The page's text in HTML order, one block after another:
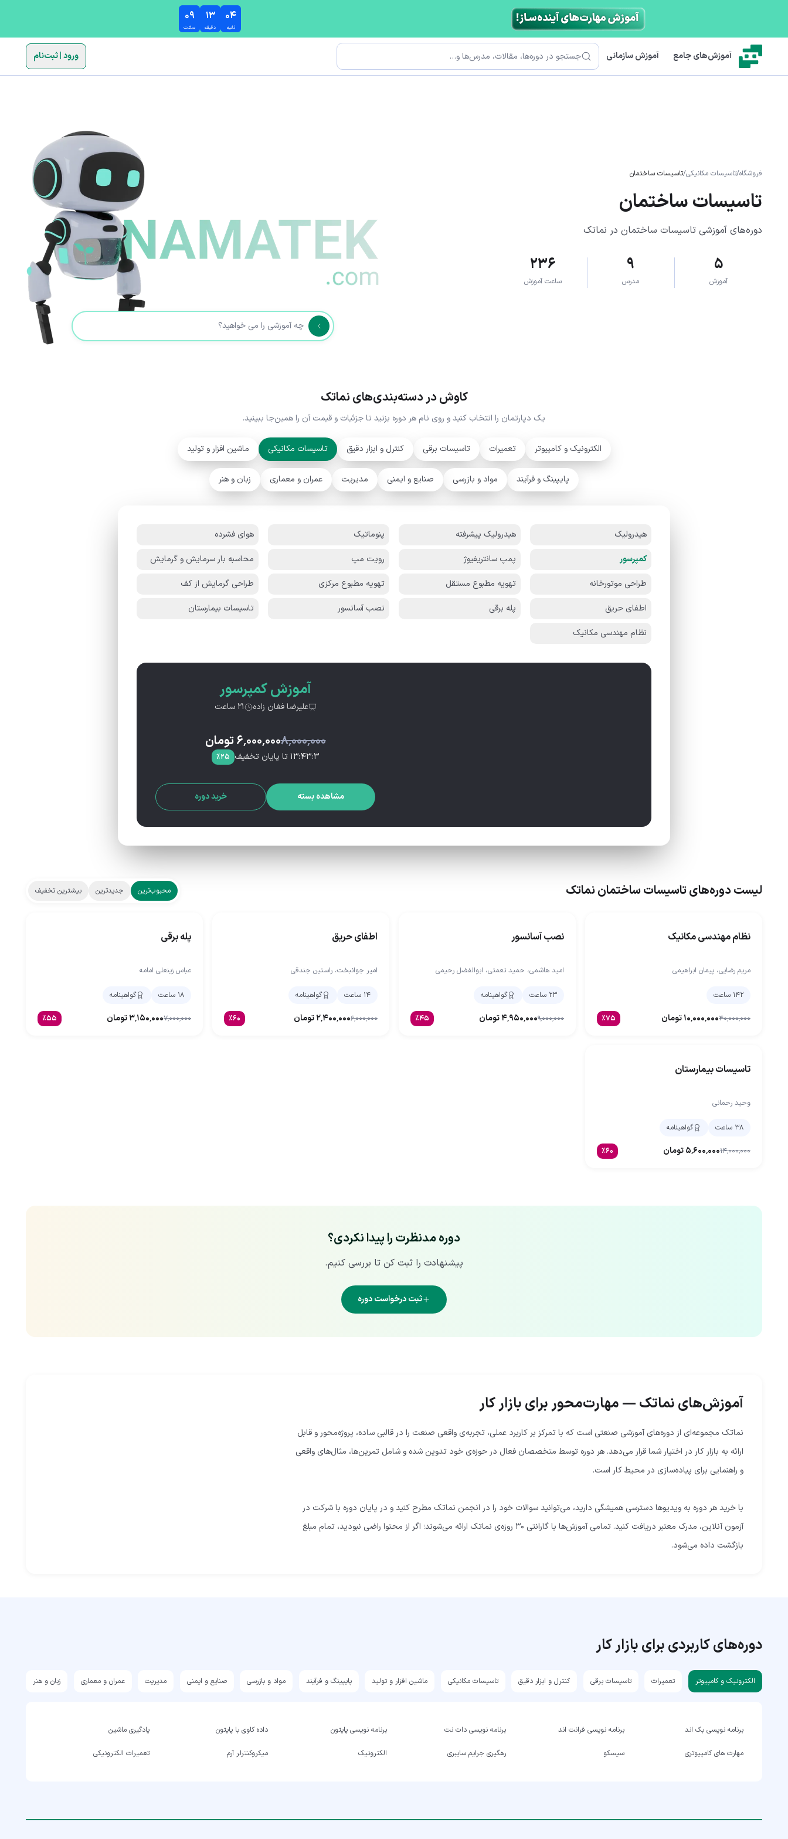
۰۹
ساعت
۱۳
دقیقه
۰۴
ثانیه
آموزش‌های جامع آموزش سازمانی جستجو ورود | ثبت‌نام
فروشگاه/تاسیسات مکانیکی/تاسیسات ساختمان
تاسیسات ساختمان
دوره‌های آموزشی تاسیسات ساختمان در نماتک
۵
آموزش
۹
مدرس
۲۳۶
ساعت آموزش
کاوش در دسته‌بندی‌های نماتک
یک دپارتمان را انتخاب کنید و روی نام هر دوره بزنید تا جزئیات و قیمت آن را همین‌جا ببینید.
الکترونیک و کامپیوتر تعمیرات تاسیسات برقی کنترل و ابزار دقیق تاسیسات مکانیکی ماشین افزار و تولید
پایپینگ و فرآیند مواد و بازرسی صنایع و ایمنی مدیریت عمران و معماری زبان و هنر
هیدرولیک هیدرولیک پیشرفته پنوماتیک
هوای فشرده
کمپرسور
پمپ سانتریفیوژ رویت مپ
محاسبه بار سرمایش و گرمایش
طراحی موتورخانه
تهویه مطبوع مستقل تهویه مطبوع مرکزی
طراحی گرمایش از کف
اطفای حریق
پله برقی نصب آسانسور
تاسیسات بیمارستان
نظام مهندسی مکانیک
آموزشکمپرسور
علیرضا فغان زاده ۲۱ ساعت
۸٬۰۰۰٬۰۰۰۶٬۰۰۰٬۰۰۰تومان
۱۳:۴۳:۳ تا پایان تخفیف %۲۵
مشاهده بسته خرید دوره
لیست دوره‌های تاسیسات ساختمان نماتک محبوب‌ترین جدیدترین بیشترین تخفیف
نظام مهندسی مکانیک
مریم رضایی، پیمان ابراهیمی
۱۴۲ ساعت
۴۰٬۰۰۰٬۰۰۰۱۰٬۰۰۰٬۰۰۰تومان ٪۷۵
نصب آسانسور
امید‌ هاشمی، حمید نعمتی، ابوالفضل رحیمی
۲۳ ساعت گواهینامه
۹٬۰۰۰٬۰۰۰۴٬۹۵۰٬۰۰۰تومان ٪۴۵
اطفای حریق
امیر جوانبخت، راستین جندقی
۱۴ ساعت گواهینامه
۶٬۰۰۰٬۰۰۰۲٬۴۰۰٬۰۰۰تومان ٪۶۰
پله برقی
عباس زینعلی امامه
۱۸ ساعت گواهینامه
۷٬۰۰۰٬۰۰۰۳٬۱۵۰٬۰۰۰تومان ٪۵۵
تاسیسات بیمارستان
وحید رحمانی
۳۸ ساعت گواهینامه
۱۴٬۰۰۰٬۰۰۰۵٬۶۰۰٬۰۰۰تومان ٪۶۰
دوره مدنظرت را پیدا نکردی؟
پیشنهادت را ثبت کن تا بررسی کنیم.
ثبت درخواست دوره
آموزش‌های نماتک — مهارت‌محور برای بازار کار
نماتک مجموعه‌ای از دوره‌های آموزشی صنعتی است که با تمرکز بر کاربرد عملی، تجربه‌ی واقعی صنعت را در قالبی ساده، پروژه‌محور و قابل
ارائه به بازار کار در اختیار شما قرار می‌دهد. هر دوره توسط متخصصان فعال در حوزه‌ی خود تدوین شده و شامل تمرین‌ها، مثال‌های واقعی
با خرید هر دوره به ویدیوها دسترسی همیشگی دارید، می‌توانید سوالات خود را در انجمن نماتک مطرح کنید و در پایان دوره با شرکت در
آزمون آنلاین، مدرک معتبر دریافت کنید. تمامی آموزش‌ها با گارانتی ۳۰ روزه‌ی نماتک ارائه می‌شوند؛ اگر از محتوا راضی نبودید، تمام مبلغ
بازگشت داده می‌شود.
دوره‌های کاربردی برای بازار کار
الکترونیک و کامپیوتر تعمیرات تاسیسات برقی کنترل و ابزار دقیق تاسیسات مکانیکی ماشین افزار و تولید پایپینگ و فرآیند مواد و بازرسی صنایع و ایمنی مدیریت عمران و معماری زبان و هنر
برنامه نویسی بک اند برنامه نویسی فرانت اند برنامه نویسی دات نت برنامه نویسی پایتون داده کاوی با پایتون یادگیری ماشین
مهارت های کامپیوتری سیسکو رهگیری جرایم سایبری الکترونیک میکروکنترلر آرم تعمیرات الکترونیکی